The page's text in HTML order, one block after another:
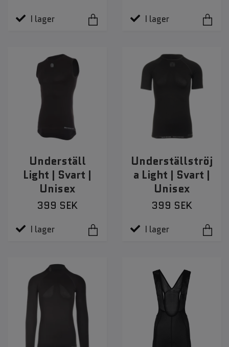
I lager I lager
Underställ
Light | Svart |
Unisex
399 SEK
I lager
Underställströj
a Light | Svart |
Unisex
399 SEK
I lager